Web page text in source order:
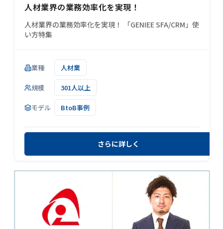
人材業界の業務効率化を実現！
人材業界の業務効率化を実現！ 「GENIEE SFA/CRM」使
い方特集
業種 人材業
規模 301人以上
モデル BtoB事例
さらに詳しく